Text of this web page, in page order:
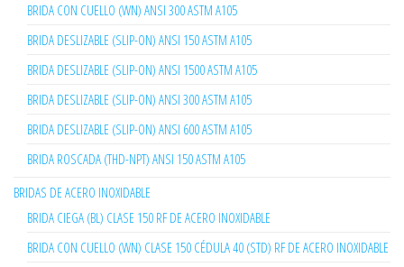
BRIDA CON CUELLO (WN) ANSI 300 ASTM A105
BRIDA DESLIZABLE (SLIP-ON) ANSI 150 ASTM A105
BRIDA DESLIZABLE (SLIP-ON) ANSI 1500 ASTM A105
BRIDA DESLIZABLE (SLIP-ON) ANSI 300 ASTM A105
BRIDA DESLIZABLE (SLIP-ON) ANSI 600 ASTM A105
BRIDA ROSCADA (THD-NPT) ANSI 150 ASTM A105
BRIDAS DE ACERO INOXIDABLE
BRIDA CIEGA (BL) CLASE 150 RF DE ACERO INOXIDABLE
BRIDA CON CUELLO (WN) CLASE 150 CÉDULA 40 (STD) RF DE ACERO INOXIDABLE